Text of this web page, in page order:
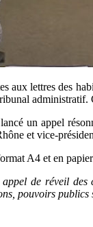
aux lettres des
administratif.
un appel
et vice-
A4 et en
de réveil
pouvoirs publics